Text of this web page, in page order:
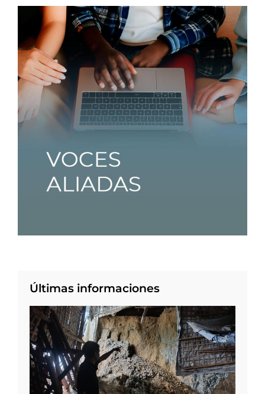
Últimas informaciones